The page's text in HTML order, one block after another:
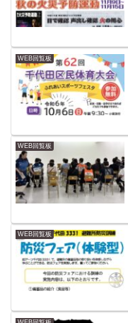
WEB回覧板
WEB回覧板
WEB回覧板